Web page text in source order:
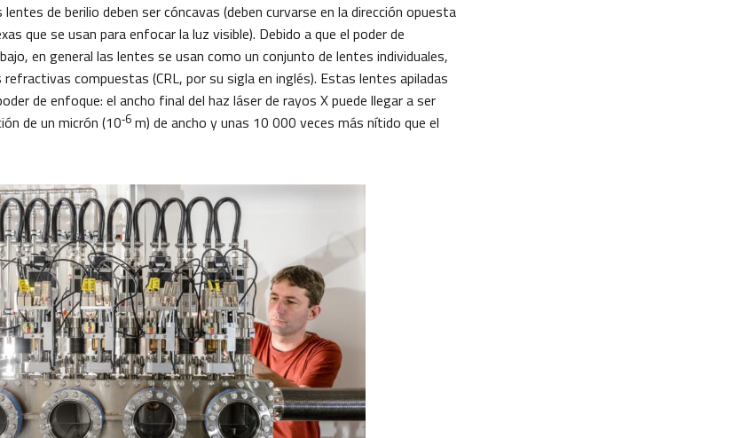
de berilio deben ser cóncavas (deben curvarse en la dirección opuesta
que se usan para enfocar la luz visible). Debido a que el poder de
en general las lentes se usan como un conjunto de lentes individuales,
compuestas (CRL, por su sigla en inglés). Estas lentes apiladas
de enfoque: el ancho final del haz láser de rayos X puede llegar a ser
de un micrón (10‑6 m) de ancho y unas 10 000 veces más nítido que el